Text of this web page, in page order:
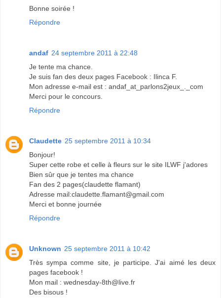
Bonne soirée !
Répondre
andaf 24 septembre 2011 à 22:48
Je tente ma chance.
Je suis fan des deux pages Facebook : Ilinca F.
Mon adresse e-mail est : andaf_at_parlons2jeux_._com
Merci pour le concours.
Répondre
Claudette 25 septembre 2011 à 10:34
Bonjour!
Super cette robe et celle à fleurs sur le site ILWF j'adores
Bien sûr que je tentes ma chance
Fan des 2 pages(claudette flamant)
Adresse mail:claudette.flamant@gmail.com
Merci et bonne journée
Répondre
Unknown 25 septembre 2011 à 10:42
Très sympa comme site, je participe. J'ai aimé les deux
pages facebook !
Mon mail : wednesday-8th@live.fr
Des bisous !